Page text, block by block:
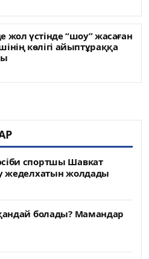
жол үстінде “шоу” жасаған
көлігі айыптұраққа
спортшы Шавкат
жеделхатын жолдады
болады? Мамандар